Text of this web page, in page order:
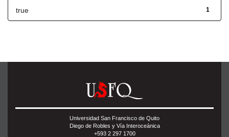
1
true
Universidad San Francisco de Quito
Diego de Robles y Vía Interoceánica
+593 2 297 1700